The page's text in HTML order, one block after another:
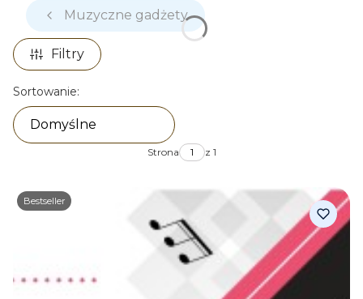
Muzyczne gadżety
Filtry
Lista produktów
Sortowanie:
Domyślne
Strona z 1
Bestseller